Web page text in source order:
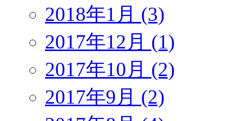
2018年1月 (3)
2017年12月 (1)
2017年10月 (2)
2017年9月 (2)